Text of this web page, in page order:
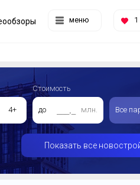
меню 1
4+
Стоимость
до млн. Все
Показать все